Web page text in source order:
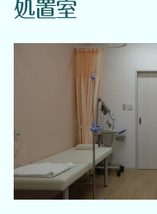
処置室